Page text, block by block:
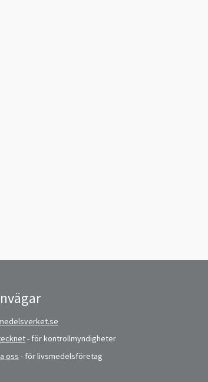
- för kontrollmyndigheter
oss - för livsmedelsföretag